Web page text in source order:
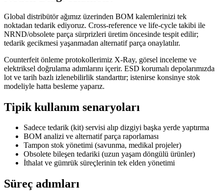
Global distribütör ağımız üzerinden BOM kalemlerinizi tek
noktadan tedarik ediyoruz. Cross-reference ve life-cycle takibi ile
NRND/obsolete parça sürprizleri üretim öncesinde tespit edilir;
tedarik gecikmesi yaşanmadan alternatif parça onaylatılır.
Counterfeit önleme protokollerimiz X-Ray, görsel inceleme ve
elektriksel doğrulama adımlarını içerir. ESD korumalı depolarımızda
lot ve tarih bazlı izlenebilirlik standarttır; istenirse konsinye stok
modeliyle hatta besleme yaparız.
Tipik kullanım senaryoları
Sadece tedarik (kit) servisi alıp dizgiyi başka yerde yaptırma
BOM analizi ve alternatif parça raporlaması
Tampon stok yönetimi (savunma, medikal projeler)
Obsolete bileşen tedariki (uzun yaşam döngülü ürünler)
İthalat ve gümrük süreçlerinin tek elden yönetimi
Süreç adımları